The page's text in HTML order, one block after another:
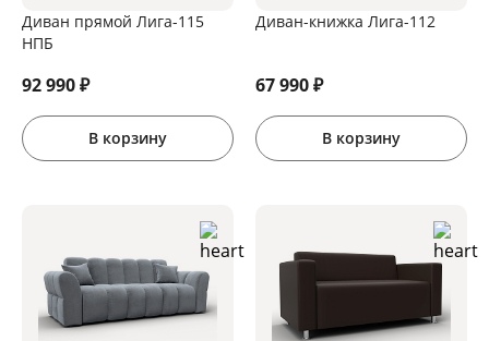
Диван прямой Лига-115
НПБ
92 990₽
В корзину
Диван-книжка Лига-112
67 990₽
В корзину